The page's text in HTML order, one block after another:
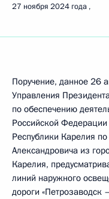
27 ноября 2024 года
Поручение, данное 26
Управления
по обеспечению
Российской
Республики Карелия
Александровича из
Карелия,
линий наружного
дороги «Петрозаводск